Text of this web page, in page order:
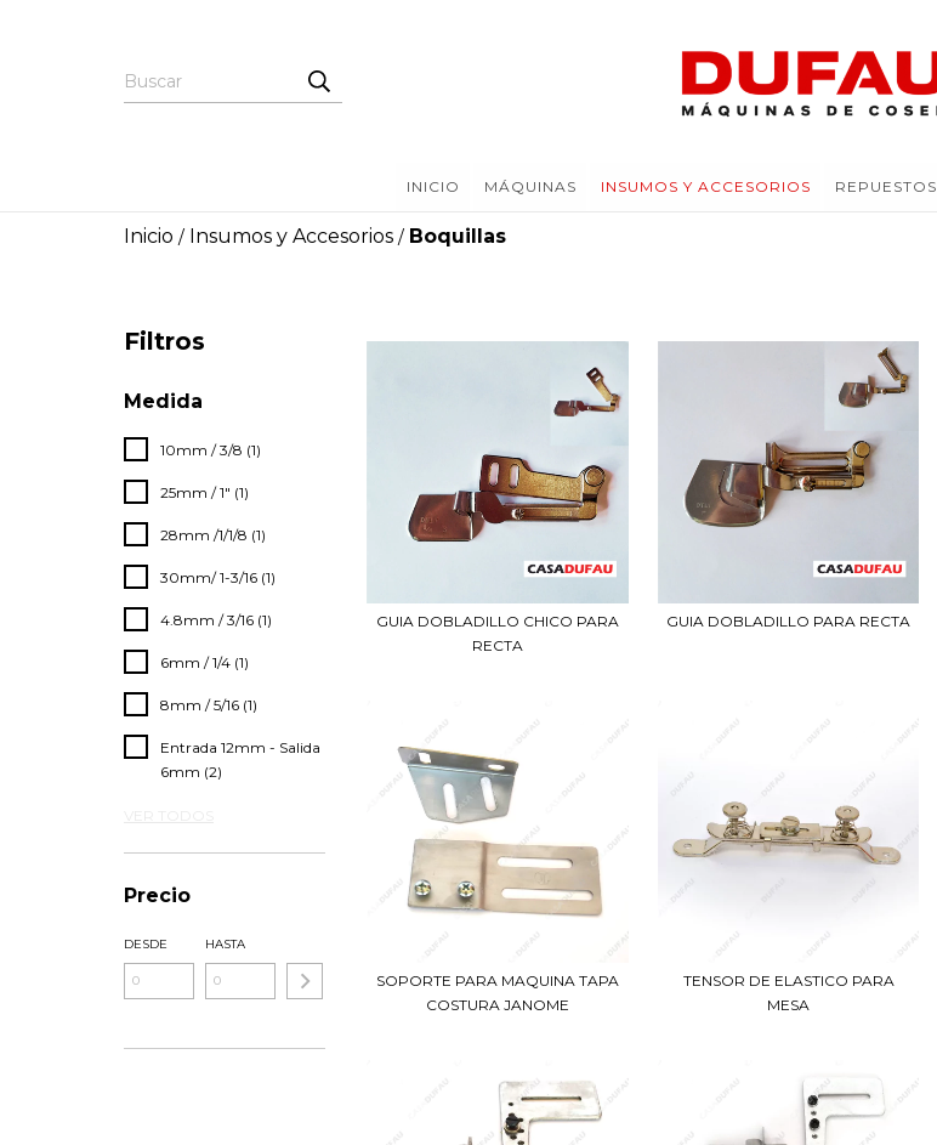
INICIO MÁQUINAS INSUMOS Y ACCESORIOS REPUESTOS
Inicio / Insumos y Accesorios / Boquillas
Filtros
Medida
10mm / 3/8 (1)
25mm / 1" (1)
28mm /1/1/8 (1)
30mm/ 1-3/16 (1)
4.8mm / 3/16 (1)
6mm / 1/4 (1)
8mm / 5/16 (1)
Entrada 12mm - Salida
6mm (2)
Precio
DESDE HASTA
GUIA DOBLADILLO CHICO PARA
RECTA
GUIA DOBLADILLO PARA RECTA
SOPORTE PARA MAQUINA TAPA
COSTURA JANOME
TENSOR DE ELASTICO PARA
MESA